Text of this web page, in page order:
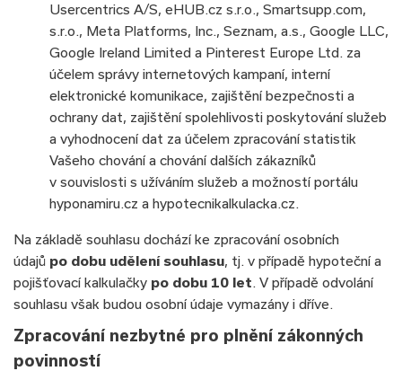
Usercentrics A/S, eHUB.cz s.r.o., Smartsupp.com,
s.r.o., Meta Platforms, Inc., Seznam, a.s., Google LLC,
Google Ireland Limited a Pinterest Europe Ltd. za
účelem správy internetových kampaní, interní
elektronické komunikace, zajištění bezpečnosti a
ochrany dat, zajištění spolehlivosti poskytování služeb
a vyhodnocení dat za účelem zpracování statistik
Vašeho chování a chování dalších zákazníků
v souvislosti s užíváním služeb a možností portálu
hyponamiru.cz a hypotecnikalkulacka.cz.
Na základě souhlasu dochází ke zpracování osobních
údajů po dobu udělení souhlasu, tj. v případě hypoteční a
pojišťovací kalkulačky po dobu 10 let. V případě odvolání
souhlasu však budou osobní údaje vymazány i dříve.
Zpracování nezbytné pro plnění zákonných
povinností